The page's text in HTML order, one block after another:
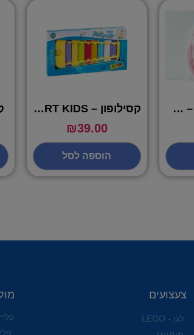
תיק גב מקטיפה – חד קרן קסילופון – SMART KIDS
₪39.00
הוספה לסל
צעצועים
לגו - LEGO